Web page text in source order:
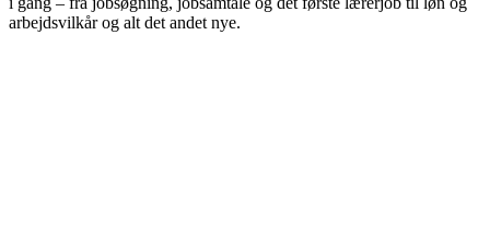
arbejdsvilkår og alt det andet nye.